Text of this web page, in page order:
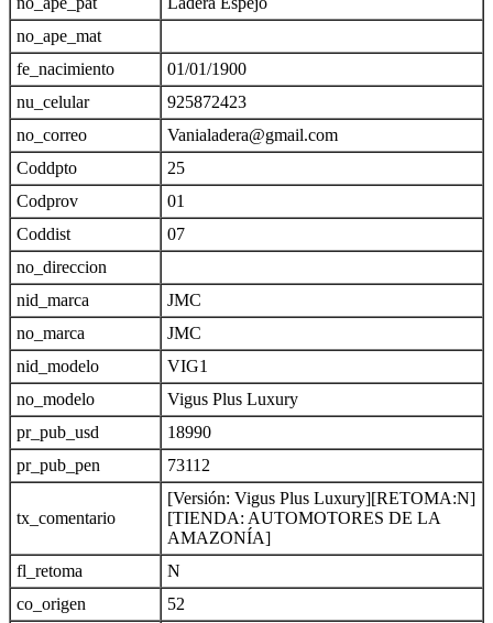
no_ape_mat
fe_nacimiento
01/01/1900
nu_celular
925872423
no_correo
Vanialadera@gmail.com
Coddpto
25
Codprov
01
Coddist
07
no_direccion
nid_marca
JMC
no_marca
JMC
nid_modelo
VIG1
no_modelo
Vigus Plus Luxury
pr_pub_usd
18990
pr_pub_pen
73112
tx_comentario
[Versión: Vigus Plus Luxury][RETOMA:N]
[TIENDA: AUTOMOTORES DE LA
AMAZONÍA]
fl_retoma
N
co_origen
52